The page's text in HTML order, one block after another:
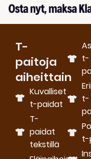
T-
paitoja
aiheittain
Kuvalliset
t-paidat
T-
paidat
tekstillä
t-
t-
t-